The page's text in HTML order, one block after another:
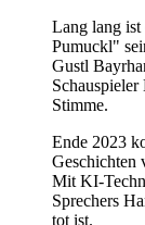
Lang lang ist
Pumuckl"
Gustl
Stimme.
Ende 2023
Geschichten
Mit KI-
Sprechers
tot ist.